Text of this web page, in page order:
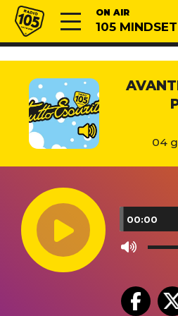
Vai al contenuto
Radio 105 ON AIR
105 MINDSET
04
Audio
Player
00:00
Use
keys